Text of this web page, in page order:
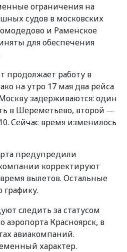
ограничения на
судов в московских
и Раменское
для обеспечения
продолжает работу в
на утро 17 мая два рейса
задерживаются: один
в Шереметьево, второй —
Сейчас время изменилось
предупредили
корректируют
вылетов. Остальные
следить за статусом
аэропорта Красноярск, в
авиакомпаний.
характер.